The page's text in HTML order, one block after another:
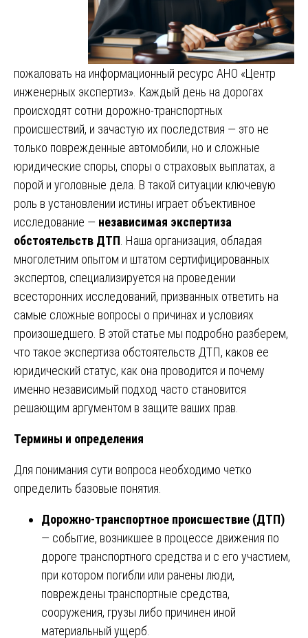
пожаловать на информационный ресурс АНО «Центр
инженерных экспертиз». Каждый день на дорогах
происходят сотни дорожно-транспортных
происшествий, и зачастую их последствия — это не
только поврежденные автомобили, но и сложные
юридические споры, споры о страховых выплатах, а
порой и уголовные дела. В такой ситуации ключевую
роль в установлении истины играет объективное
исследование — независимая экспертиза
обстоятельств ДТП . Наша организация, обладая
многолетним опытом и штатом сертифицированных
экспертов, специализируется на проведении
всесторонних исследований, призванных ответить на
самые сложные вопросы о причинах и условиях
произошедшего. В этой статье мы подробно разберем,
что такое экспертиза обстоятельств ДТП, каков ее
юридический статус, как она проводится и почему
именно независимый подход часто становится
решающим аргументом в защите ваших прав.
Термины и определения
Для понимания сути вопроса необходимо четко
определить базовые понятия.
Дорожно-транспортное происшествие (ДТП)
— событие, возникшее в процессе движения по
дороге транспортного средства и с его участием,
при котором погибли или ранены люди,
повреждены транспортные средства,
сооружения, грузы либо причинен иной
материальный ущерб.